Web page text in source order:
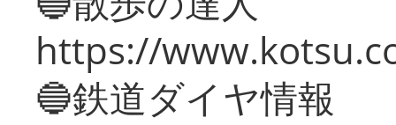
https://
🔵鉄道ダイヤ情報